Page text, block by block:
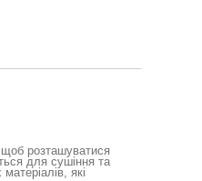
розташуватися
для сушіння та
які